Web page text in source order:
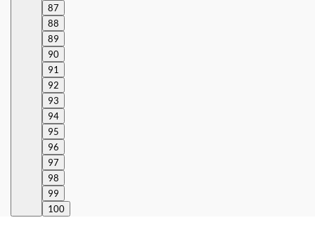
87
88
89
90
91
92
93
94
95
96
97
98
99
100